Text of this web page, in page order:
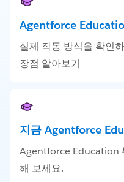
Agentforce
실제 작동 방식을 확인
장점 알아보기
지금 Agentforce
Agentforce Education
해 보세요.